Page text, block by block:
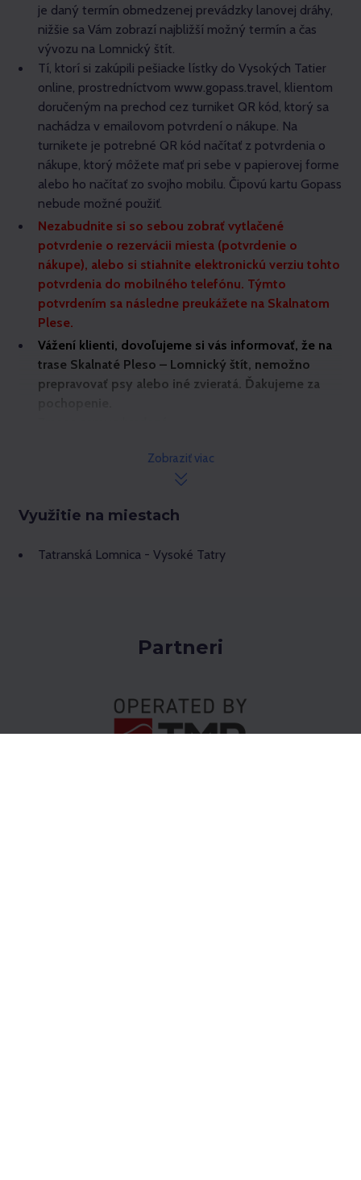
je daný termín obmedzenej prevádzky lanovej dráhy,
nižšie sa Vám zobrazí najbližší možný termín a čas
vývozu na Lomnický štít.
Tí, ktorí si zakúpili pešiacke lístky do Vysokých Tatier
online, prostredníctvom www.gopass.travel, klientom
doručeným na prechod cez turniket QR kód, ktorý sa
nachádza v emailovom potvrdení o nákupe. Na
turnikete je potrebné QR kód načítať z potvrdenia o
nákupe, ktorý môžete mať pri sebe v papierovej forme
alebo ho načítať zo svojho mobilu. Čipovú kartu Gopass
nebude možné použiť.
Nezabudnite si so sebou zobrať vytlačené
potvrdenie o rezervácii miesta (potvrdenie o
nákupe), alebo si stiahnite elektronickú verziu tohto
potvrdenia do mobilného telefónu. Týmto
potvrdením sa následne preukážete na Skalnatom
Plese.
Vážení klienti, dovoľujeme si vás informovať, že na
trase Skalnaté Pleso – Lomnický štít, nemožno
prepravovať psy alebo iné zvieratá. Ďakujeme za
Zobraziť viac
Využitie na miestach
Tatranská Lomnica - Vysoké Tatry
Partneri